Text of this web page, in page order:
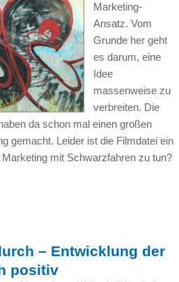
Marketing-
Ansatz. Vom
Grunde her geht
es darum, eine
Idee
massenweise zu
verbreiten. Die
da schon mal einen großen
gemacht. Leider ist die Filmdatei ein
mit Schwarzfahren zu tun?
– Entwicklung der
positiv